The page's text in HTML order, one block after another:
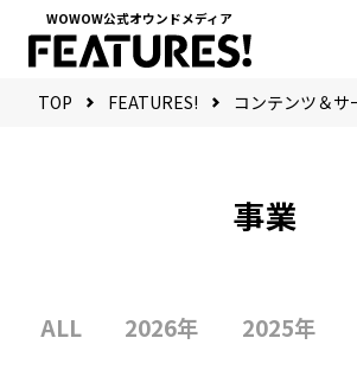
WOWOW公式オウンドメディア
TOP FEATURES! コンテンツ＆サ
事業
ALL 2026年 2025年